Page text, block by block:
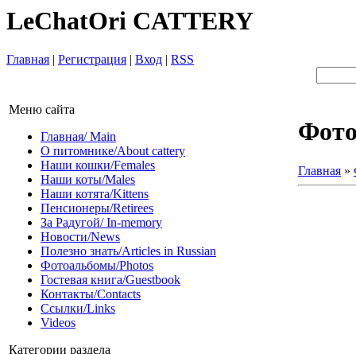
LeChatOri CATTERY
Главная | Регистрация | Вход | RSS
Меню сайта
Главная/ Main
О питомнике/About cattery
Наши кошки/Females
Наши коты/Males
Наши котята/Kittens
Пенсионеры/Retirees
За Радугой/ In-memory
Новости/News
Полезно знать/Articles in Russian
Фотоальбомы/Photos
Гостевая книга/Guestbook
Контакты/Contacts
Ссылки/Links
Videos
Категории раздела
Главная »